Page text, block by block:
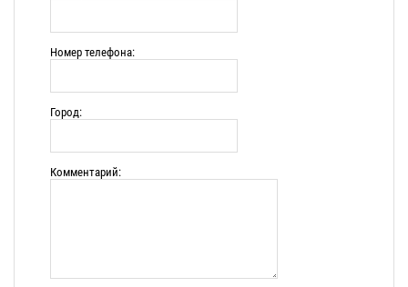
Номер телефона:
Город:
Комментарий: